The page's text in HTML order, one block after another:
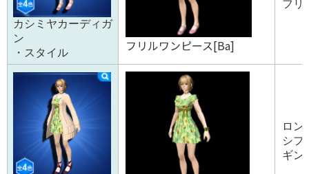
カシミヤカーディガ
ン
・スタイル
フリルワンピース[Ba]
フリ
ロン
シフ
ギン